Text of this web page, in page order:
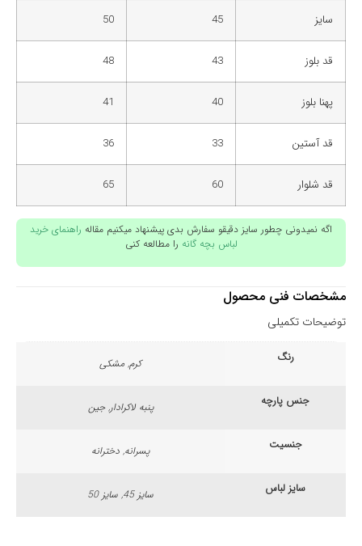
سایز 45
50
قد بلوز 43
48
پهنا بلوز 40
41
قد آستین 33
36
قد شلوار 60
65
اگه نمیدونی چطور سایز دقیقو سفارش بدی پیشنهاد میکنیم مقاله راهنمای خرید
لباس بچه گانه را مطالعه کنی
مشخصات فنی محصول
توضیحات تکمیلی
رنگ کرم, مشکی
جنس پارچه پنبه لاکرادار, جین
جنسیت پسرانه, دخترانه
سایز لباس سایز 45, سایز 50